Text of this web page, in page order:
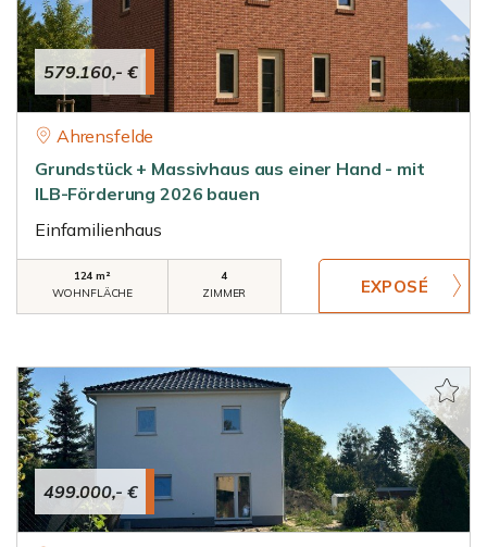
579.160,- €
Ahrensfelde
Grundstück + Massivhaus aus einer Hand - mit
ILB-Förderung 2026 bauen
Einfamilienhaus
124 m²
WOHNFLÄCHE
4
ZIMMER
499.000,- €